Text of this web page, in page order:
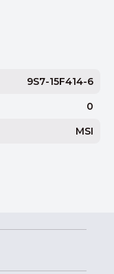
9S7-15F414-6
0
MSI